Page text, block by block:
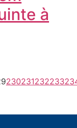
à
230231232233